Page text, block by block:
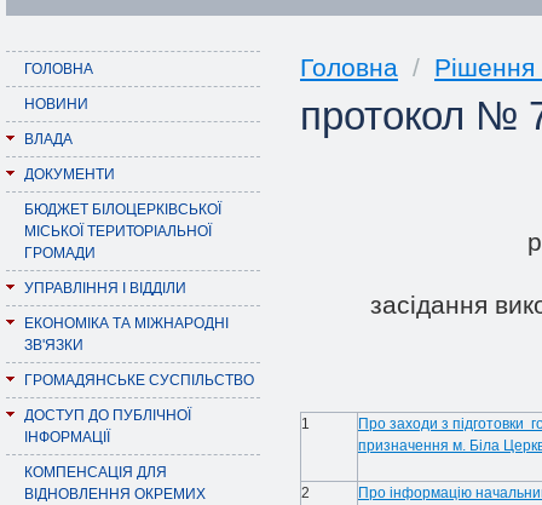
ГОЛОВНА
НОВИНИ
ВЛАДА
ДОКУМЕНТИ
БЮДЖЕТ БІЛОЦЕРКІВСЬКОЇ
МІСЬКОЇ ТЕРИТОРІАЛЬНОЇ
ГРОМАДИ
УПРАВЛІННЯ І ВІДДІЛИ
ЕКОНОМІКА ТА МІЖНАРОДНІ
ЗВ'ЯЗКИ
ГРОМАДЯНСЬКЕ СУСПІЛЬСТВО
ДОСТУП ДО ПУБЛІЧНОЇ
ІНФОРМАЦІЇ
КОМПЕНСАЦІЯ ДЛЯ
ВІДНОВЛЕННЯ ОКРЕМИХ
Головна / Рішення
протокол №
засiдання
1
Про заходи з підготовки
призначення м. Біла
2
Про інформацію